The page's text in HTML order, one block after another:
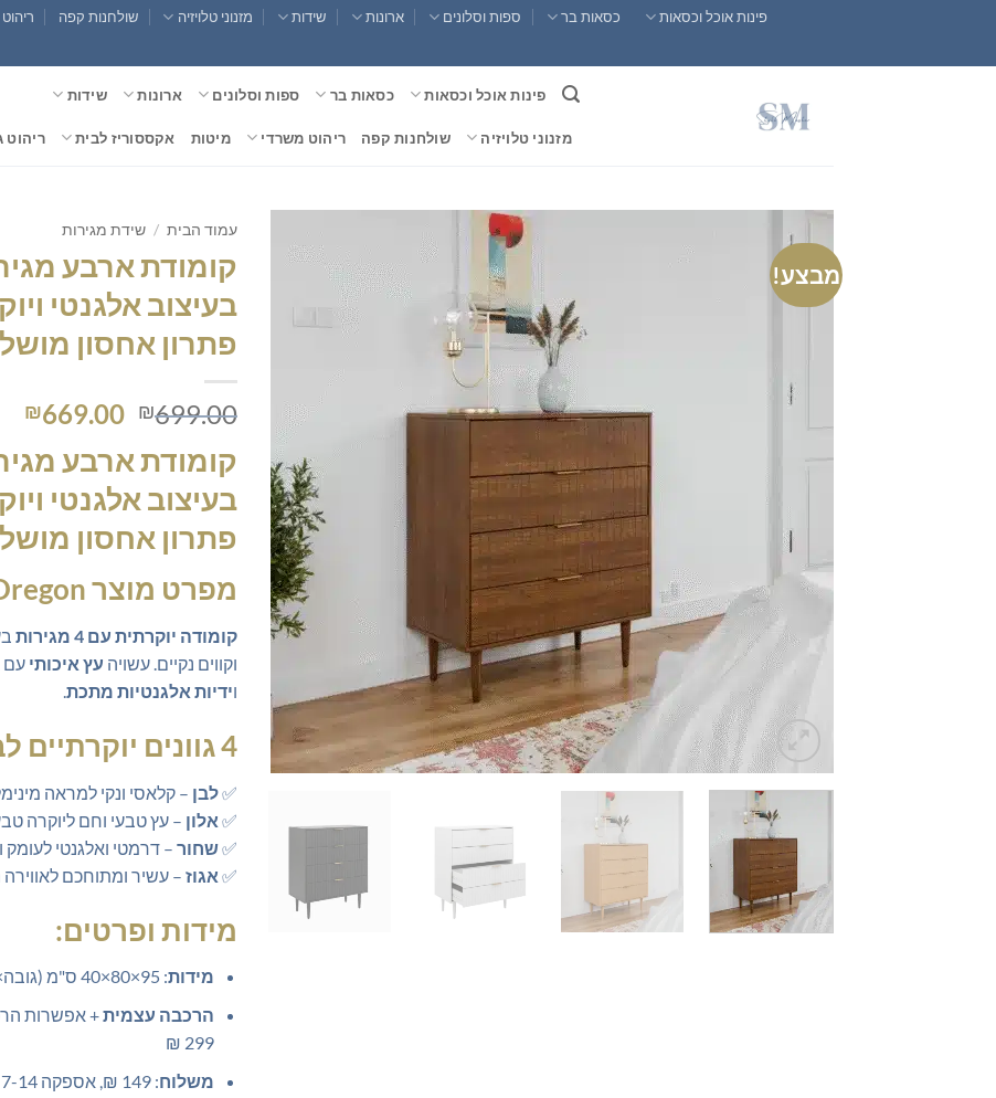
content
פינות אוכל וכסאות כסאות בר ספות וסלונים ארונות שידות מזנוני טלויזיה שולחנות קפה
פינות אוכל וכסאות כסאות בר ספות וסלונים ארונות שידות
מזנוני טלויזיה שולחנות קפה ריהוט משרדי מיטות אקססוריז לבית ריהוט
מבצע!
עמוד הבית / שידת מגירות
קומודת ארבע
בעיצוב אלגנטי
פתרון אחסון
₪699.00
המחיר
היה:
₪699.00.
₪669.00
קומודת ארבע
בעיצוב אלגנטי
פתרון אחסון
מפרט מוצר RZ701Oregon
קומודה יוקרתית עם 4 מגירות
וקווים נקיים. עשויה עץ איכותי עם
וידיות אלגנטיות מתכת.
4 גוונים יוקרתיים לבחירה:
✅לבן – קלאסי ונקי למראה
✅ אלון – עץ טבעי וחם ליוקרה
✅שחור – דרמטי ואלגנטי לעומק
✅ אגוז – עשיר ומתוחכם
מידות ופרטים:
מידות: 95×80×40 ס"מ (גובה×רוחב×עומק)
הרכבה עצמית+ אפשרות
299 ₪
משלוח: 149 ₪, אספקה 7-14 ימי עסקים